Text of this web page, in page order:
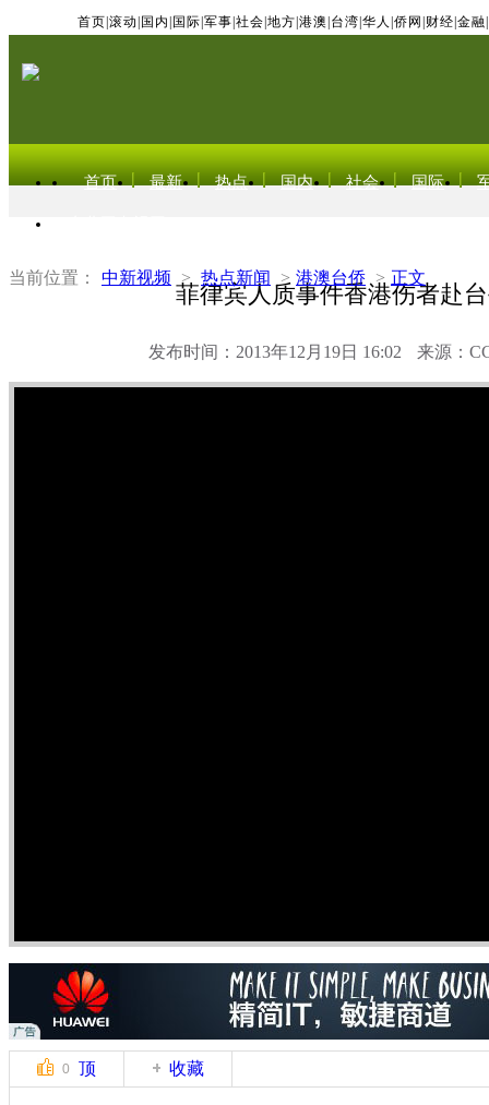
首页 滚动 国内 国际 军事 社会 地方 港澳 台湾 华人 侨网 财经 金融
首页 最新 热点 国内 社会 国际
当前位置： 中新视频 > 热点新闻 > 港澳台侨 > 正文
菲律宾人质事件香港伤者赴
发布时间：2013年12月19日 16:02 来源：
0 顶 收藏